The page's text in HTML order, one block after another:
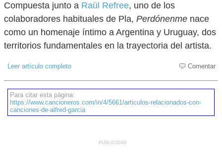
Compuesta junto a Raül Refree, uno de los
colaboradores habituales de Pla, Perdónenme nace
como un homenaje íntimo a Argentina y Uruguay, dos
territorios fundamentales en la trayectoria del artista.
Leer artículo completo Comentar
Para citar esta página:
https://www.cancioneros.com/in/4/5661/articulos-relacionados-con-
canciones-de-alfred-garcia
PUBLICIDAD